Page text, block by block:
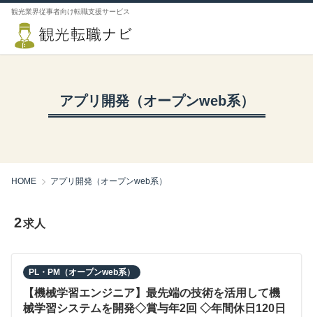
観光業界従事者向け転職支援サービス
アプリ開発（オープンweb系）
HOME アプリ開発（オープンweb系）
2求人
PL・PM（オープンweb系）
【機械学習エンジニア】最先端の技術を活用して機
械学習システムを開発◇賞与年2回 ◇年間休日120日